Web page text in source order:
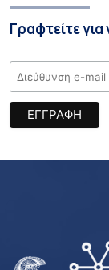
Γραφτείτε